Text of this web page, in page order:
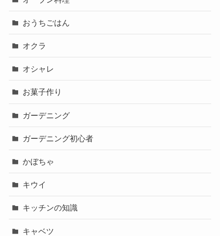
おうちごはん
オクラ
オシャレ
お菓子作り
ガーデニング
ガーデニング初心者
かぼちゃ
キウイ
キッチンの知識
キャベツ